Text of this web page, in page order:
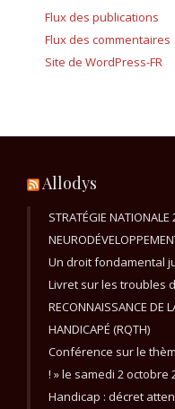
Flux des publications
Flux des commentaires
Site de WordPress-FR
Allodys
STRATÉGIE
Un droit fondamental
Livret sur les troubles
RECONNAISSANCE DE
HANDICAPÉ (RQTH)
Conférence sur le
! » le samedi 2 octobre
Handicap : décret